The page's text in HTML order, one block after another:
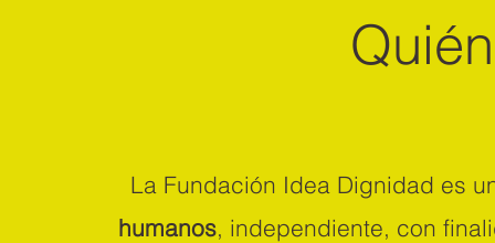
La Fundación Idea Dignidad es
humanos, independiente, con